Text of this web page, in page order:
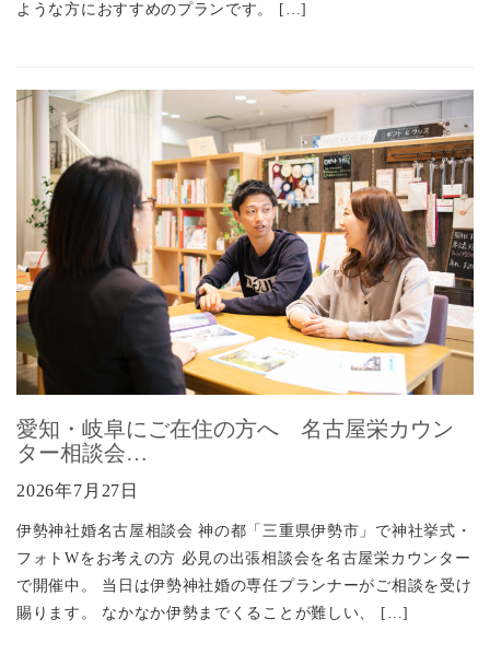
ような方におすすめのプランです。 […]
愛知・岐阜にご在住の方へ 名古屋栄カウン
ター相談会…
2026年7月27日
伊勢神社婚名古屋相談会 神の都「三重県伊勢市」で神社挙式・
フォトWをお考えの方 必見の出張相談会を名古屋栄カウンター
で開催中。 当日は伊勢神社婚の専任プランナーがご相談を受け
賜ります。 なかなか伊勢までくることが難しい、 […]